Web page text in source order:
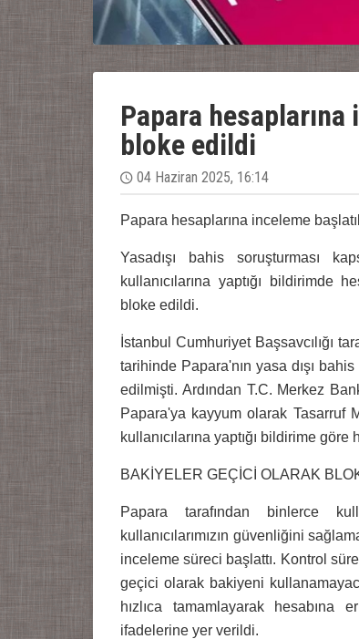
Papara
bloke edildi
04 Haziran 2025, 16:14
Papara hesaplarına inceleme
Yasadışı bahis soruşturması
kullanıcılarına yaptığı bildirimde
bloke edildi.
İstanbul Cumhuriyet Başsavcılığı
tarihinde Papara'nın yasa dışı
edilmişti. Ardından T.C. Merkez
Papara'ya kayyum olarak Tasarruf
kullanıcılarına yaptığı bildirime
BAKİYELER GEÇİCİ OLARAK
Papara tarafından binlerce
kullanıcılarımızın güvenliğini
inceleme süreci başlattı. Kontrol
geçici olarak bakiyeni
hızlıca tamamlayarak hesabına
ifadelerine yer verildi.